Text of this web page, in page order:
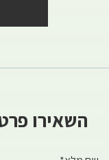
השאירו